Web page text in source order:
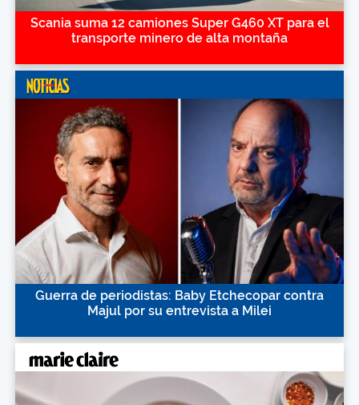
Scania suma 12 camiones Super G460 XT para el
transporte minero de alta montaña
Guerra de periodistas: Baby Etchecopar contra
Majul por su entrevista a Milei